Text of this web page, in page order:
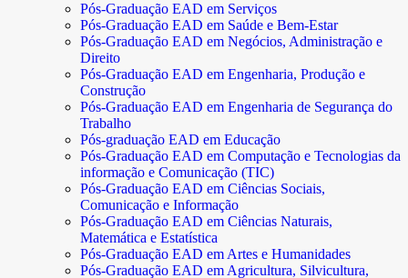
Pós-Graduação EAD em Serviços
Pós-Graduação EAD em Saúde e Bem-Estar
Pós-Graduação EAD em Negócios, Administração e
Direito
Pós-Graduação EAD em Engenharia, Produção e
Construção
Pós-Graduação EAD em Engenharia de Segurança do
Trabalho
Pós-graduação EAD em Educação
Pós-Graduação EAD em Computação e Tecnologias da
informação e Comunicação (TIC)
Pós-Graduação EAD em Ciências Sociais,
Comunicação e Informação
Pós-Graduação EAD em Ciências Naturais,
Matemática e Estatística
Pós-Graduação EAD em Artes e Humanidades
Pós-Graduação EAD em Agricultura, Silvicultura,